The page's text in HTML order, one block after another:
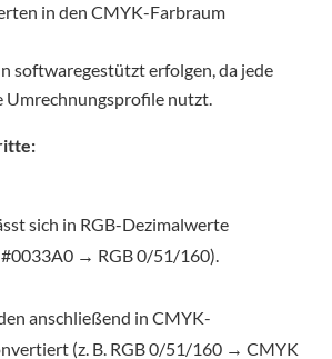
in den CMYK-Farbraum
softwaregestützt erfolgen, da jede
Umrechnungsprofile nutzt.
sich in RGB-Dezimalwerte
#0033A0 → RGB 0/51/160).
anschließend in CMYK-
(z. B. RGB 0/51/160 → CMYK